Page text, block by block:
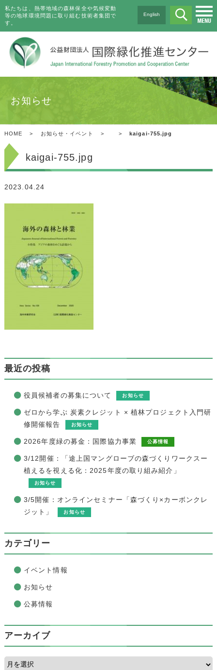
私たちは、熱帯地域の森林保全や気候変動
等の地球環境問題に取り組む技術者集団で
す。
English
お知らせ
HOME > お知らせ・イベント > > kaigai-755.jpg
kaigai-755.jpg
2023.04.24
最近の投稿
役員候補者の募集について お知らせ
ゼロから学ぶ 炭素クレジット × 植林プロジェクト入門研
修開催報告
お知らせ
2026年度緑の募金：国際協力事業 公募情報
3/12開催：「途上国マングローブの森づくりワークスー
植えるを視える化：2025年度の取り組み紹介」
お知らせ
3/5開催：オンラインセミナー「森づくり×カーボンクレ
ジット」
お知らせ
カテゴリー
イベント情報
お知らせ
公募情報
アーカイブ